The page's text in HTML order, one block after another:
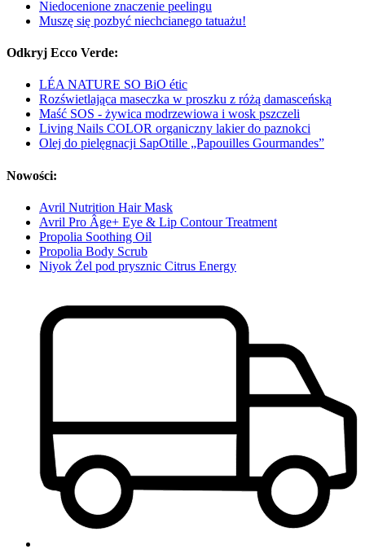
Niedocenione znaczenie peelingu
Muszę się pozbyć niechcianego tatuażu!
Odkryj Ecco Verde:
LÉA NATURE SO BiO étic
Rozświetlająca maseczka w proszku z różą damasceńską
Maść SOS - żywica modrzewiowa i wosk pszczeli
Living Nails COLOR organiczny lakier do paznokci
Olej do pielęgnacji SapOtille „Papouilles Gourmandes”
Nowości:
Avril Nutrition Hair Mask
Avril Pro Âge+ Eye & Lip Contour Treatment
Propolia Soothing Oil
Propolia Body Scrub
Niyok Żel pod prysznic Citrus Energy